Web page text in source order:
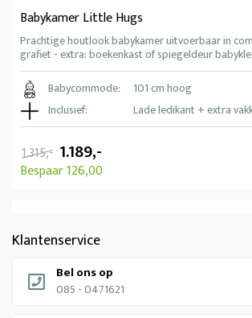
Klantenservice
Bel ons op
085 - 0471621
Babykamer Little Hugs
Prachtige houtlook babykamer uitvoerbaar in
grafiet - extra: boekenkast of spiegeldeur
Babycommode:
101 cm hoog
Inclusief:
Lade ledikant + extra
1.315,- 1.189,-
Bespaar 126,00